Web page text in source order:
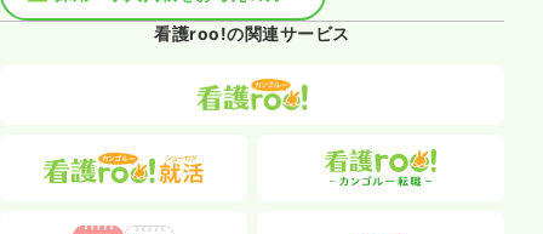
看護roo!の関連サービス